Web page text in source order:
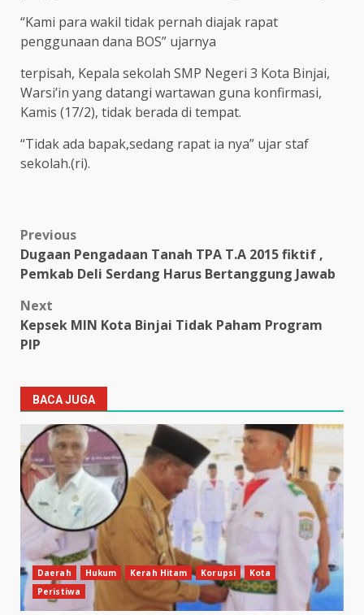
“Kami para wakil tidak pernah diajak rapat
penggunaan dana BOS” ujarnya
terpisah, Kepala sekolah SMP Negeri 3 Kota Binjai,
Warsi’in yang datangi wartawan guna konfirmasi,
Kamis (17/2), tidak berada di tempat.
“Tidak ada bapak,sedang rapat ia nya” ujar staf
sekolah.(ri).
Post
navigation
Previous
Dugaan Pengadaan Tanah TPA T.A 2015 fiktif ,
Pemkab Deli Serdang Harus Bertanggung Jawab
Next
Kepsek MIN Kota Binjai Tidak Paham Program
PIP
BACA JUGA
Daerah Hukum Kerah Hitam Korupsi
Kota
Peristiwa